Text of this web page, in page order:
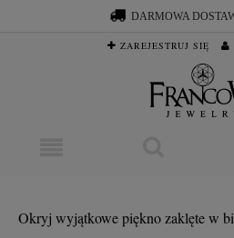
DARMOWA
ZAREJESTRUJ SIĘ
Okryj wyjątkowe piękno zaklęte w